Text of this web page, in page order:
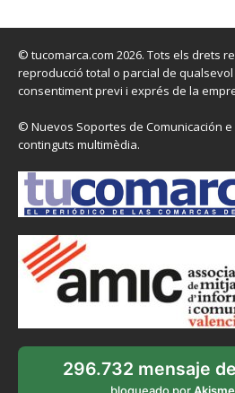
© tucomarca.com 2026. Tots els drets
reproducció total o parcial de
consentiment previ i exprés de la
© Nuevos Soportes de Comunicación e
continguts multimèdia.
296.732 mensaje
bloqueado por